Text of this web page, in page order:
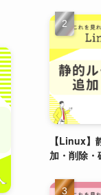
【Linux】
加・削除